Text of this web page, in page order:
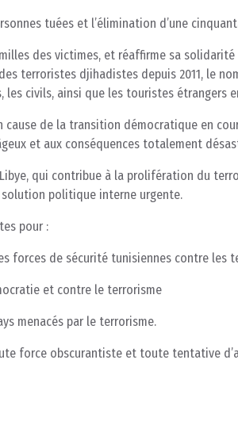
tuées et l’élimination d’une
des victimes, et réaffirme sa
terroristes djihadistes depuis 2011, le
les civils, ainsi que les touristes étrangers
de la transition démocratique en
et aux conséquences totalement
qui contribue à la prolifération du
politique interne urgente.
pour :
forces de sécurité tunisiennes contre les
et contre le terrorisme
menacés par le terrorisme.
force obscurantiste et toute tentative